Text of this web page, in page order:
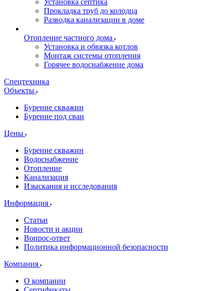
Установка септика
Прокладка труб до колодца
Разводка канализации в доме
Отопление частного дома
Установка и обвязка котлов
Монтаж системы отопления
Горячее водоснабжение дома
Спецтехника
Объекты
Бурение скважин
Бурение под сваи
Цены
Бурение скважин
Водоснабжение
Отопление
Канализация
Изыскания и исследования
Информация
Статьи
Новости и акции
Вопрос-ответ
Политика информационной безопасности
Компания
О компании